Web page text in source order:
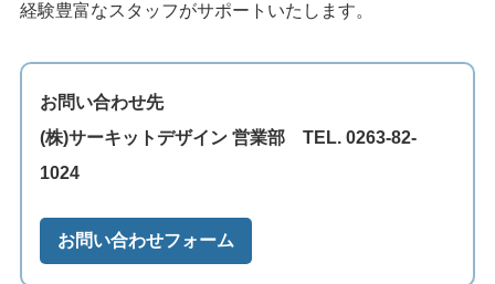
経験豊富なスタッフがサポートいたします。
お問い合わせ先
(株)サーキットデザイン 営業部 TEL. 0263-82-
1024
お問い合わせフォーム